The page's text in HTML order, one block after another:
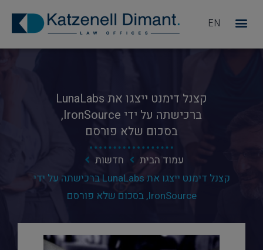
EN
קצנל דימנט ייצגו את LunaLabs
ברכישתה על ידי IronSource,
בסכום שלא פורסם
עמוד הבית
חדשות
קצנל דימנט ייצגו את LunaLabs ברכישתה על ידי
IronSource, בסכום שלא פורסם